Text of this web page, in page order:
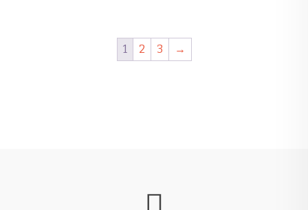
1 2 3 →